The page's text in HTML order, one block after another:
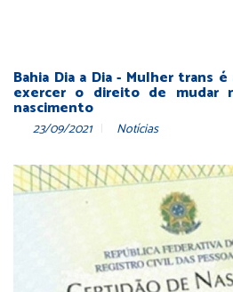
Bahia Dia a Dia - Mulher trans
exercer o direito de mudar
nascimento
23/09/2021 Notícias